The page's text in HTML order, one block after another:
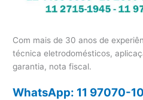
Com mais de 30 anos de
técnica eletrodomésticos,
garantia, nota fiscal.
WhatsApp: 11 97070-